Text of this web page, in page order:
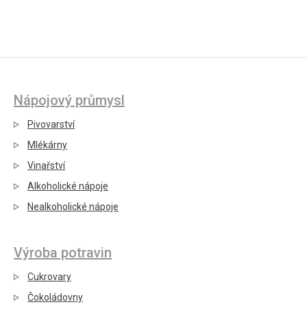
Nápojový průmysl
Pivovarství
Mlékárny
Vinařství
Alkoholické nápoje
Nealkoholické nápoje
Výroba potravin
Cukrovary
Čokoládovny